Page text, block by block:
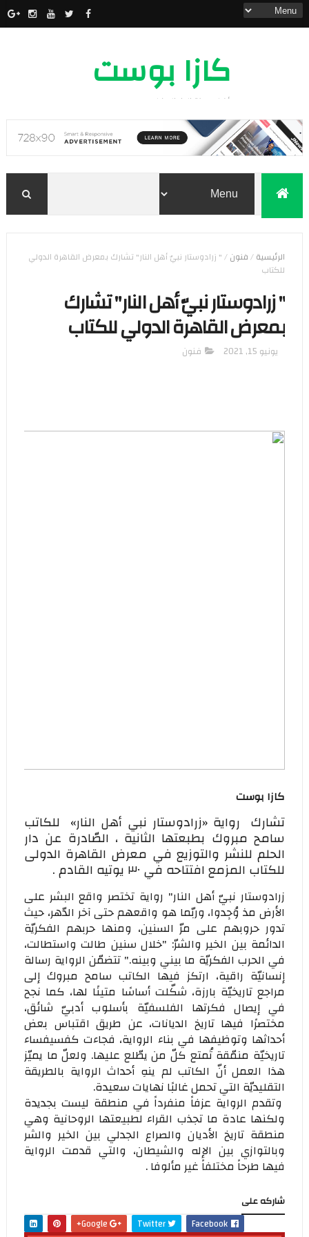
كازا بوست
أخبار مدينة الدار البيضاء
الرئيسية/فنون/" زرادوستار نبيّ أهل النار" تشارك بمعرض القاهرة الدولي
للكتاب
" زرادوستار نبيّ أهل النار" تشارك
بمعرض القاهرة الدولي للكتاب
يونيو 15, 2021 فنون
كازا بوست
تشارك رواية «زرادوستار نبي أهل النار» للكاتب
سامح مبروك بطبعتها الثانية ، الصّادرة عن دار
الحلم للنشر والتوزيع في معرض القاهرة الدولى
للكتاب المزمع افتتاحه في ٣٠ يوتيه القادم .
زرادوستار نبيّ أهل النار" رواية تختصر واقع البشر على
الأرض مذ وُجِدوا، وربّما هو واقعهم حتى آخر الدّهر، حيث
تدور حروبهم على مرّ السنين، ومنها حربهم الفكريّة
الدائمة بين الخير والشرّ: "خلال سنين طالت واستطالت،
في الحرب الفكريّة ما بيني وبينه." تتضمّن الرواية رسالة
إنسانيّة راقية، ارتكز فيها الكاتب سامح مبروك إلى
مراجع تاريخيّة بارزة، شكّلت أساسًا متينًا لها، كما نجح
في إيصال فكرتها الفلسفيّة بأسلوب أدبيّ شائق،
مختصرًا فيها تاريخ الديانات، عن طريق اقتباس بعض
أحداثها وتوظيفها في بناء الرواية، فجاءت كفسيفساء
تاريخيّة منمّقة تُمتع كلّ من يطّلع عليها. ولعلّ ما يميّز
هذا العمل أنّ الكاتب لم ينهِ أحداث الرواية بالطريقة
التقليديّة التي تحمل غالبًا نهايات سعيدة.
وتقدم الرواية عزفاً منفرداً في منطقة ليست بجديدة
ولكنها عادة ما تجذب القراء لطبيعتها الروحانية وهي
منطقة تاريخ الأديان والصراع الجدلي بين الخير والشر
وبالتوازي بين الإله والشيطان، والتي قدمت الرواية
فيها طرحاً مختلفاً غير مألوفا .
شاركه على
Facebook
Twitter